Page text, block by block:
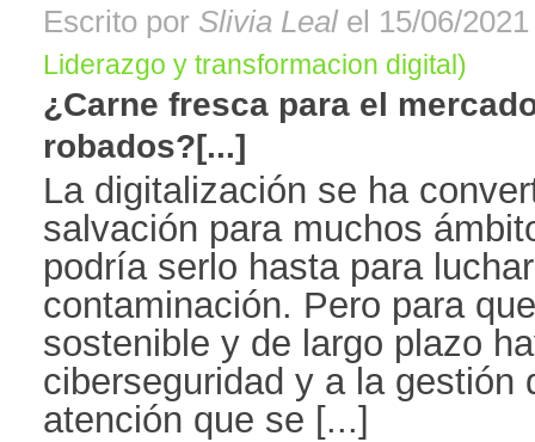
Escrito por Slivia Leal el 15/06/
Liderazgo y transformacion digital)
¿Carne fresca para el
robados?[...]
La digitalización se ha
salvación para muchos
podría serlo hasta para
contaminación. Pero para
sostenible y de largo plazo
ciberseguridad y a la gestión
atención que se [...]